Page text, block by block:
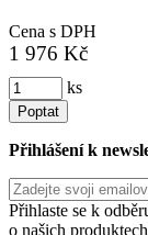
Cena s DPH
1 976 Kč
ks
Poptat
Přihlášení k
Přihlaste se k
o našich